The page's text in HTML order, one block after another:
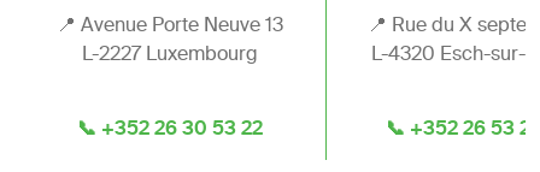
📍 Avenue Porte Neuve 13
L-2227 Luxembourg
📞 +352 26 30 53 22
📍 Rue du X
L-4320 Esch-sur-
📞 +352 26 53